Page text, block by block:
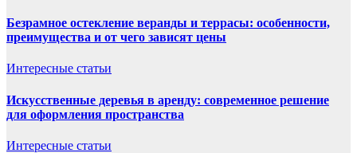
Безрамное остекление веранды и террасы: особенности,
преимущества и от чего зависят цены
Интересные статьи
Искусственные деревья в аренду: современное решение
для оформления пространства
Интересные статьи